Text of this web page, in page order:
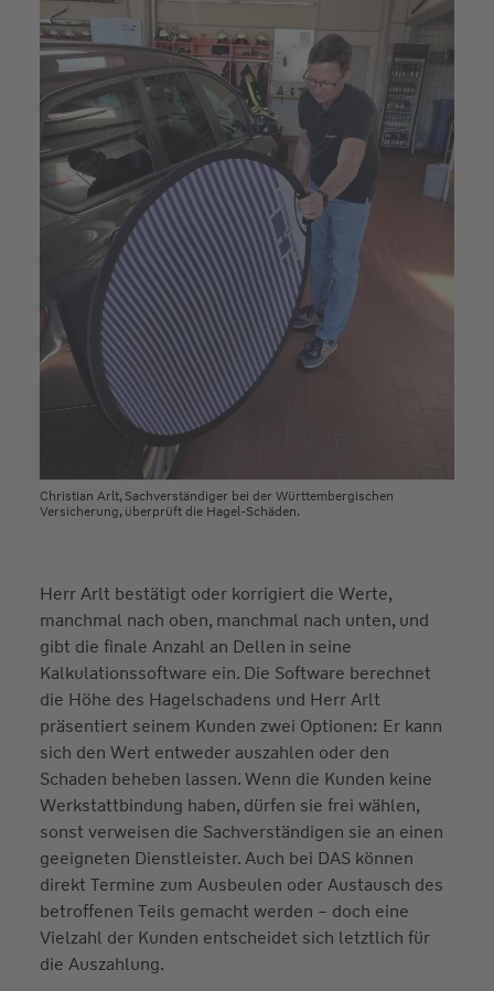
Christian Arlt, Sachverständiger bei der Württembergischen
Versicherung, überprüft die Hagel-Schäden.
Herr Arlt bestätigt oder korrigiert die Werte,
manchmal nach oben, manchmal nach unten, und
gibt die finale Anzahl an Dellen in seine
Kalkulationssoftware ein. Die Software berechnet
die Höhe des Hagelschadens und Herr Arlt
präsentiert seinem Kunden zwei Optionen: Er kann
sich den Wert entweder auszahlen oder den
Schaden beheben lassen. Wenn die Kunden keine
Werkstattbindung haben, dürfen sie frei wählen,
sonst verweisen die Sachverständigen sie an einen
geeigneten Dienstleister. Auch bei DAS können
direkt Termine zum Ausbeulen oder Austausch des
betroffenen Teils gemacht werden – doch eine
Vielzahl der Kunden entscheidet sich letztlich für
die Auszahlung.